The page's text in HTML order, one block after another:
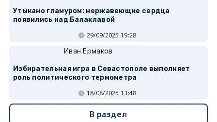
Утыкано гламуром: нержавеющие сердца
появились над Балаклавой
29/09/2025 19:28
Иван Ермаков
Избирательная игра в Севастополе выполняет
роль политического термометра
18/08/2025 13:48
В раздел